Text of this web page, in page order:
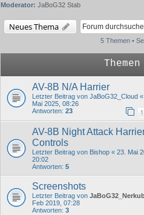
Moderator: JaBoG32 Stab
Neues Thema
5 Themen •
Themen
AV-8B N/A Harrier
Letzter Beitrag von JaBoG32_Cloud «
Mai 2025, 08:26
Antworten: 23 1
AV-8B Night Attack
Controls
Letzter Beitrag von Bishop « 23. Mai
20:02
Antworten: 5
Screenshots
Letzter Beitrag von
Feb 2019, 07:28
Antworten: 3